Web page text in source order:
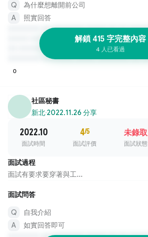
為什麼想離開前公司
照實回答
解鎖 415 字完整內容
4 人已看過
0
社區秘書
新北·2022.11.26 分享
2022.10
面試時間
4/5
面試評價
未錄取
面試狀態
面試過程
面試有要求要穿著與工...
面試問答
自我介紹
如實回答即可